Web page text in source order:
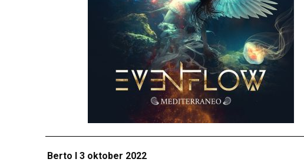
Berto I 3 oktober 2022